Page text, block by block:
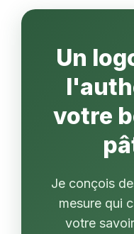
Un
votre
Je conçois
mesure qui
votre